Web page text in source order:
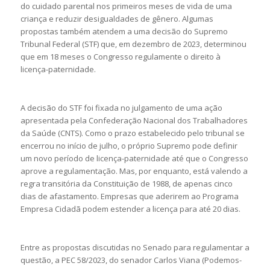
do cuidado parental nos primeiros meses de vida de uma
criança e reduzir desigualdades de gênero. Algumas
propostas também atendem a uma decisão do Supremo
Tribunal Federal (STF) que, em dezembro de 2023, determinou
que em 18 meses o Congresso regulamente o direito à
licença-paternidade.
A decisão do STF foi fixada no julgamento de uma ação
apresentada pela Confederação Nacional dos Trabalhadores
da Saúde (CNTS). Como o prazo estabelecido pelo tribunal se
encerrou no início de julho, o próprio Supremo pode definir
um novo período de licença-paternidade até que o Congresso
aprove a regulamentação. Mas, por enquanto, está valendo a
regra transitória da Constituição de 1988, de apenas cinco
dias de afastamento. Empresas que aderirem ao Programa
Empresa Cidadã podem estender a licença para até 20 dias.
Entre as propostas discutidas no Senado para regulamentar a
questão, a PEC 58/2023, do senador Carlos Viana (Podemos-